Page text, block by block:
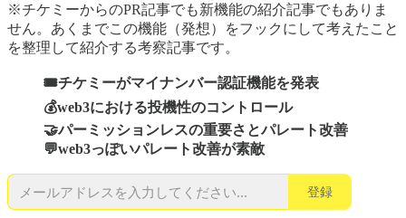
※チケミーからのPR記事でも新機能の紹介記事でもありま
せん。あくまでこの機能（発想）をフックにして考えたこと
を整理して紹介する考察記事です。
🎟️チケミーがマイナンバー認証機能を発表
💰web3における投機性のコントロール
🤝パーミッションレスの重要さとパレート改善
💬web3っぽいパレート改善が素敵
登録